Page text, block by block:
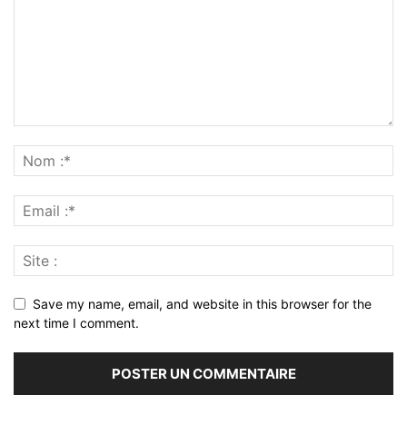
Save my name, email, and website in this browser for the
next time I comment.